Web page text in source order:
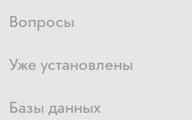
Вопросы
Уже установлены
Базы данных